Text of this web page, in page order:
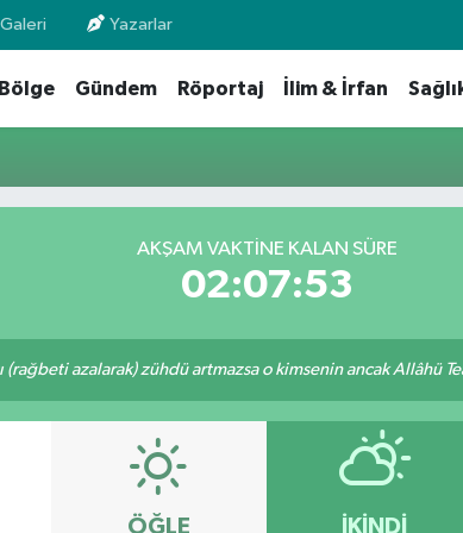
Yazarlar
Bölge Gündem Röportaj İlim & İrfan
AKŞAM VAKTİNE KALAN SÜRE
02:07:53
azalarak) zühdü artmazsa o kimsenin ancak Allâhü
ÖĞLE İKINDI